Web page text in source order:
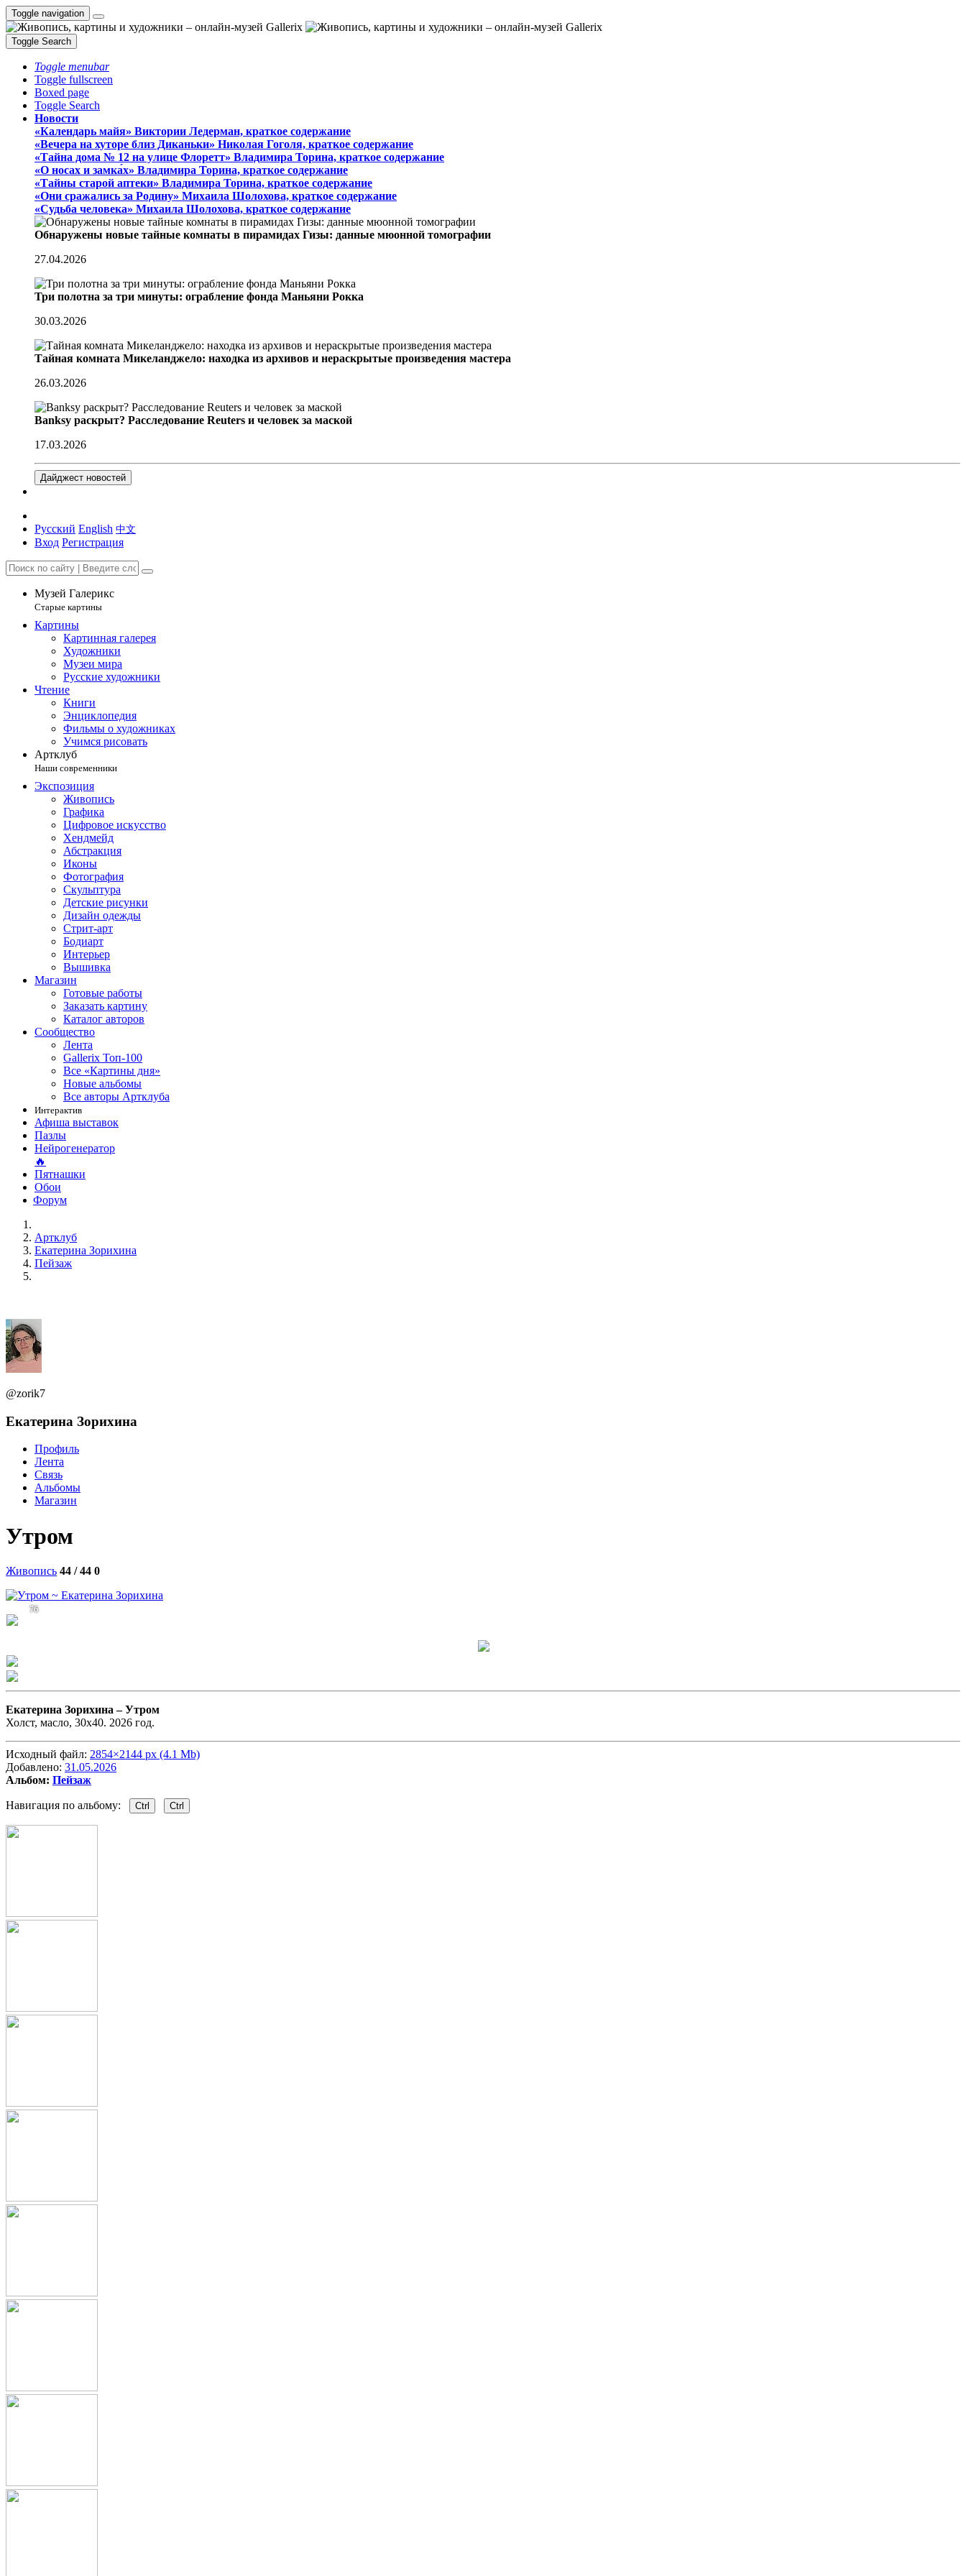
Toggle navigation
Toggle Search
Toggle menubar
Toggle fullscreen
Boxed page
Toggle Search
Новости
«Календарь майя» Виктории Ледерман, краткое содержание
«Вечера на хуторе близ Диканьки» Николая Гоголя, краткое содержание
«Тайна дома № 12 на улице Флоретт» Владимира Торина, краткое содержание
«О носах и замка́х» Владимира Торина, краткое содержание
«Тайны старой аптеки» Владимира Торина, краткое содержание
«Они сражались за Родину» Михаила Шолохова, краткое содержание
«Судьба человека» Михаила Шолохова, краткое содержание
Обнаружены новые тайные комнаты в пирамидах Гизы: данные мюонной томографии
27.04.2026
Три полотна за три минуты: ограбление фонда Маньяни Рокка
30.03.2026
Тайная комната Микеланджело: находка из архивов и нераскрытые произведения мастера
26.03.2026
Banksy раскрыт? Расследование Reuters и человек за маской
17.03.2026
Дайджест новостей
Русский English 中文
Вход Регистрация
Музей Галерикс
Старые картины
Картины
Картинная галерея
Художники
Музеи мира
Русские художники
Чтение
Книги
Энциклопедия
Фильмы о художниках
Учимся рисовать
Артклуб
Наши современники
Экспозиция
Живопись
Графика
Цифровое искусство
Хендмейд
Абстракция
Иконы
Фотография
Скульптура
Детские рисунки
Дизайн одежды
Стрит-арт
Бодиарт
Интерьер
Вышивка
Магазин
Готовые работы
Заказать картину
Каталог авторов
Сообщество
Лента
Gallerix Топ-100
Все «Картины дня»
Новые альбомы
Все авторы Артклуба
Интерактив
Афиша выставок
Пазлы
Нейрогенератор
🔥
Пятнашки
Обои
Форум
Артклуб
Екатерина Зорихина
Пейзаж
@zorik7
Екатерина Зорихина
Профиль
Лента
Связь
Альбомы
Магазин
Утром
Живопись 44 / 44 0
76
Екатерина Зорихина –Утром
Холст, масло, 30х40. 2026 год.
Исходный файл: 2854×2144 px (4.1 Mb)
Добавлено: 31.05.2026
Альбом: Пейзаж
Навигация по альбому: Ctrl Ctrl